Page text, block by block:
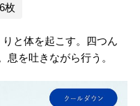
枚
りと体を起こす。四つん
息を吐きながら行う。